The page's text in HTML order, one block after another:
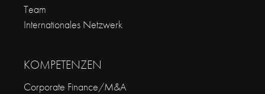
Team
Internationales Netzwerk
KOMPETENZEN
Corporate Finance/M&A